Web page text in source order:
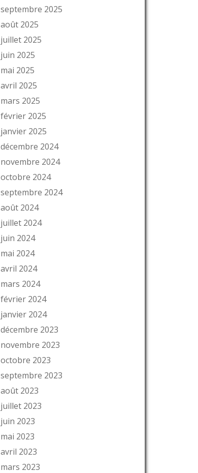
septembre 2025
août 2025
juillet 2025
juin 2025
mai 2025
avril 2025
mars 2025
février 2025
janvier 2025
décembre 2024
novembre 2024
octobre 2024
septembre 2024
août 2024
juillet 2024
juin 2024
mai 2024
avril 2024
mars 2024
février 2024
janvier 2024
décembre 2023
novembre 2023
octobre 2023
septembre 2023
août 2023
juillet 2023
juin 2023
mai 2023
avril 2023
mars 2023